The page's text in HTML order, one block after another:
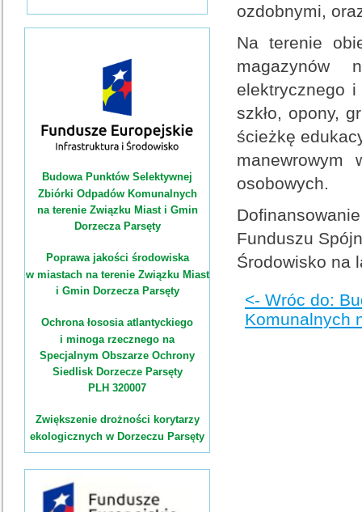
ozdobnymi,
Na terenie
magazynów
elektrycznego
szkło, opony,
ścieżkę
manewrowym
osobowych.
Funduszu
Środowisko na
<- Wróc do:
Komunalnych
Budowa Punktów Selektywnej
Zbiórki Odpadów Komunalnych
na terenie Związku Miast i Gmin
Dorzecza Parsęty
Poprawa jakości środowiska
w miastach na terenie Związku Miast
i Gmin Dorzecza Parsęty
Ochrona łososia atlantyckiego
i minoga rzecznego na
Specjalnym Obszarze Ochrony
Siedlisk Dorzecze Parsęty
PLH 320007
Zwiększenie drożności korytarzy
ekologicznych w Dorzeczu Parsęty